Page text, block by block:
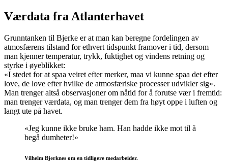
Værdata fra Atlanterhavet
Grunntanken til Bjerke er at man kan beregne fordelingen av
atmosfærens tilstand for ethvert tidspunkt framover i tid, dersom
man kjenner temperatur, trykk, fuktighet og vindens retning og
styrke i øyeblikket:
«I stedet for at spaa veiret efter merker, maa vi kunne spaa det efter
love, de love efter hvilke de atmosfæriske processer udvikler sig».
Man trenger altså observasjoner om nåtid for å forutse vær i fremtid:
man trenger værdata, og man trenger dem fra høyt oppe i luften og
langt ute på havet.
«Jeg kunne ikke bruke ham. Han hadde ikke mot til å
begå dumheter!»
Vilhelm Bjerknes om en tidligere medarbeider.